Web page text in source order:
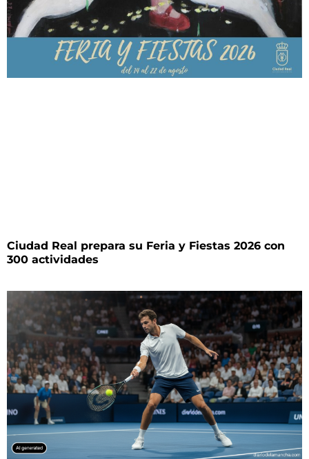
Ciudad Real prepara su Feria y Fiestas 2026 con
300 actividades